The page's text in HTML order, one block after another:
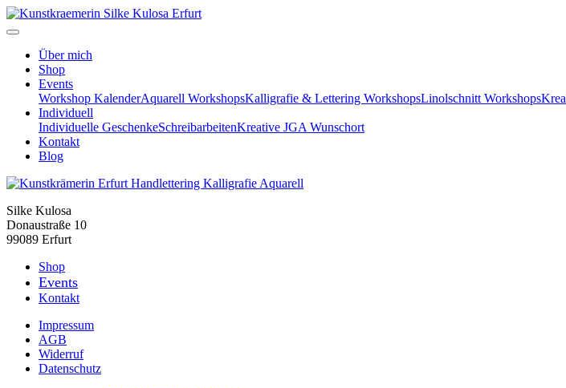
Über mich
Shop
Events
Workshop KalenderAquarell WorkshopsKalligrafie & Lettering WorkshopsLinolschnitt Workshops
Individuell
Individuelle GeschenkeSchreibarbeitenKreative JGA Wunschort
Kontakt
Blog
Silke Kulosa
Donaustraße 10
99089 Erfurt
Shop
Events
Kontakt
Impressum
AGB
Widerruf
Datenschutz